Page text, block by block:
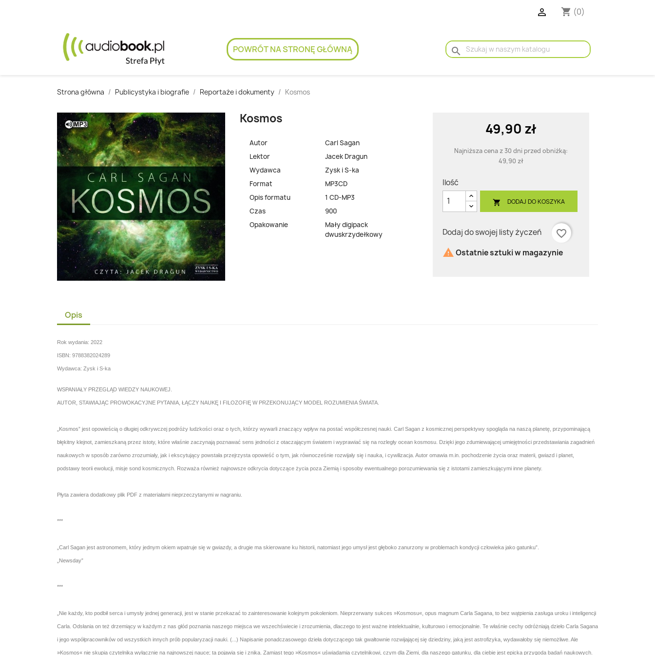
 shopping_cart (0)
POWRÓT NA STRONĘ GŁÓWNĄ search
Strona główna Publicystyka i biografie Reportaże i dokumenty Kosmos
Kosmos
Autor
Carl Sagan
Lektor
Jacek Dragun
Wydawca
Zysk i S-ka
Format
MP3CD
Opis formatu
1 CD-MP3
Czas
900
Opakowanie
Mały digipack
dwuskrzydełkowy
49,90 zł
Najniższa cena z 30 dni przed obniżką:
49,90 zł
Ilość
 DODAJ DO KOSZYKA
Dodaj do swojej listy życzeń
favorite_border
 Ostatnie sztuki w magazynie
Opis
Rok wydania: 2022
ISBN: 9788382024289
Wydawca: Zysk i S-ka
WSPANIAŁY PRZEGLĄD WIEDZY NAUKOWEJ.
AUTOR, STAWIAJĄC PROWOKACYJNE PYTANIA, ŁĄCZY NAUKĘ I FILOZOFIĘ W PRZEKONUJĄCY MODEL ROZUMIENIA ŚWIATA.
„Kosmos” jest opowieścią o długiej odkrywczej podróży ludzkości oraz o tych, którzy wywarli znaczący wpływ na postać współczesnej nauki. Carl Sagan z kosmicznej perspektywy spogląda na naszą planetę, przypominającą
błękitny klejnot, zamieszkaną przez istoty, które właśnie zaczynają poznawać sens jedności z otaczającym światem i wyprawiać się na rozległy ocean kosmosu. Dzięki jego zdumiewającej umiejętności przedstawiania zagadnień
naukowych w sposób zarówno zrozumiały, jak i ekscytujący powstała przejrzysta opowieść o tym, jak równocześnie rozwijały się i nauka, i cywilizacja. Autor omawia m.in. pochodzenie życia oraz materii, gwiazd i planet,
podstawy teorii ewolucji, misje sond kosmicznych. Rozważa również najnowsze odkrycia dotyczące życia poza Ziemią i sposoby ewentualnego porozumiewania się z istotami zamieszkującymi inne planety.
Płyta zawiera dodatkowy plik PDF z materiałami nieprzeczytanymi w nagraniu.
***
„Carl Sagan jest astronomem, który jednym okiem wpatruje się w gwiazdy, a drugie ma skierowane ku historii, natomiast jego umysł jest głęboko zanurzony w problemach kondycji człowieka jako gatunku”.
„Newsday”
***
„Nie każdy, kto podbił serca i umysły jednej generacji, jest w stanie przekazać to zainteresowanie kolejnym pokoleniom. Nieprzerwany sukces »Kosmosu«, opus magnum Carla Sagana, to bez wątpienia zasługa uroku i inteligencji
Carla. Odsłania on też drzemiący w każdym z nas głód poznania naszego miejsca we wszechświecie i zrozumienia, dlaczego to jest ważne intelektualnie, kulturowo i emocjonalnie. Te właśnie cechy odróżniają dzieło Carla Sagana
i jego współpracowników od wszystkich innych prób popularyzacji nauki. (...) Napisanie ponadczasowego dzieła dotyczącego tak gwałtownie rozwijającej się dziedziny, jaką jest astrofizyka, wydawałoby się niemożliwe. Ale
»Kosmos« nie skupia czytelnika wyłącznie na najnowszej nauce; ta pojawia się i znika. Zamiast tego »Kosmos« uświadamia czytelnikowi, czym dla Ziemi, dla naszego gatunku, dla ciebie jest epicka przygoda badań naukowych.